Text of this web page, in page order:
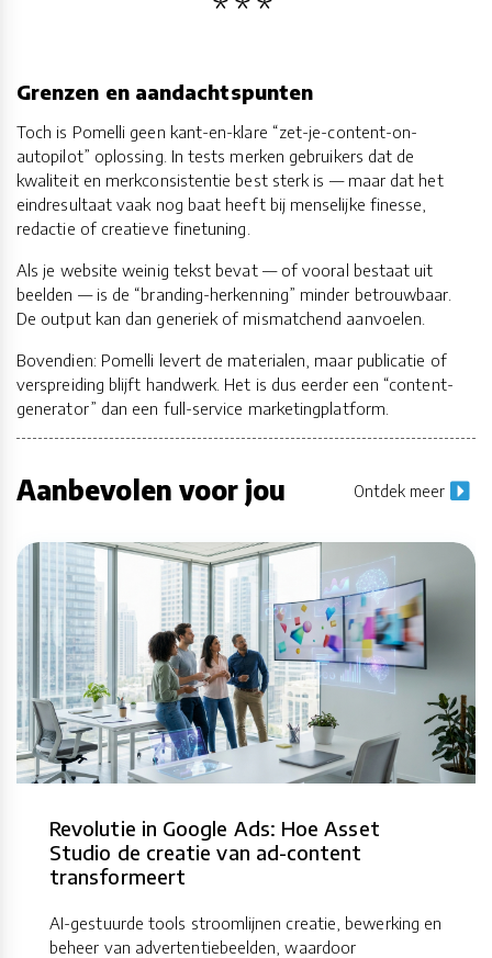
Grenzen en aandachtspunten
Toch is Pomelli geen kant-en-klare “zet-je-content-on-
autopilot” oplossing. In tests merken gebruikers dat de
kwaliteit en merkconsistentie best sterk is — maar dat het
eindresultaat vaak nog baat heeft bij menselijke finesse,
redactie of creatieve finetuning.
Als je website weinig tekst bevat — of vooral bestaat uit
beelden — is de “branding-herkenning” minder betrouwbaar.
De output kan dan generiek of mismatchend aanvoelen.
Bovendien: Pomelli levert de materialen, maar publicatie of
verspreiding blijft handwerk. Het is dus eerder een “content-
generator” dan een full-service marketingplatform.
Aanbevolen voor jou Ontdek meer
Revolutie in Google Ads: Hoe Asset
Studio de creatie van ad-content
transformeert
AI-gestuurde tools stroomlijnen creatie, bewerking en
beheer van advertentiebeelden, waardoor